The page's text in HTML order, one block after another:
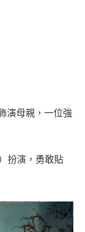
演母親，一位強
扮演，勇敢貼